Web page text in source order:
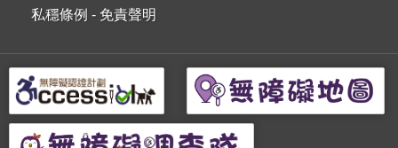
私穩條例 - 免責聲明